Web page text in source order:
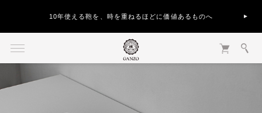
10年使える鞄を、時を重ねるほどに価値あるものへ